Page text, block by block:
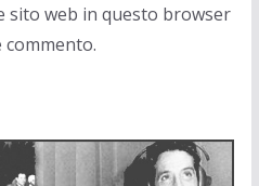
sito web in questo browser